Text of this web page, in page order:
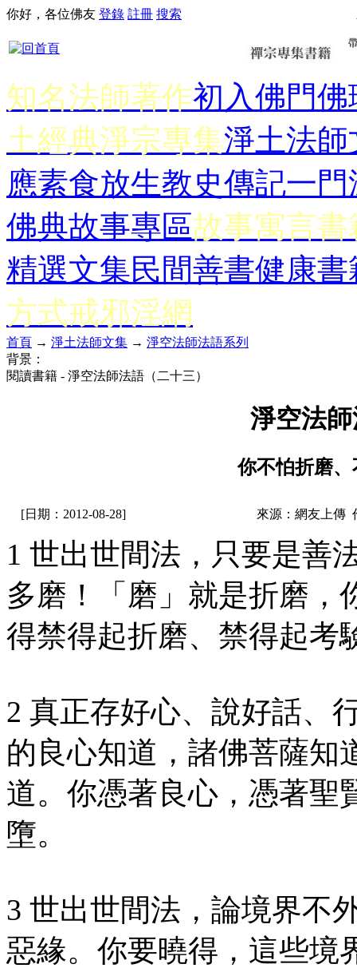
你好，各位佛友 登錄 註冊 搜索
知名法師著作初入佛門佛
土經典淨宗專集淨土法師
應素食放生教史傳記一門
佛典故事專區故事寓言書
精選文集民間善書健康書
方式戒邪淫網
首頁 → 淨土法師文集 → 淨空法師法語系列
背景：
閱讀書籍 - 淨空法師法語（二十三）
淨空法
你不怕折磨
[日期：2012-08-28] 來源：網友上傳
1 世出世間法，只要是善
多磨！「磨」就是折磨，
得禁得起折磨、禁得起考
2 真正存好心、說好話、
的良心知道，諸佛菩薩知
道。你憑著良心，憑著聖
墮。
3 世出世間法，論境界不
惡緣。你要曉得，這些境